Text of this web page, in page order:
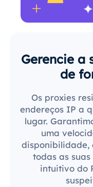
Gerencie a
de
Os proxies
endereços IP a
lugar.
uma
disponibilidade,
todas as
intuitivo do